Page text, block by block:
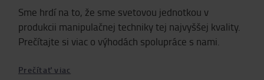
Sme hrdí na to, že sme svetovou jednotkou v
produkcii manipulačnej techniky tej najvyššej kvality.
Prečítajte si viac o výhodách spolupráce s nami.
Prečítať viac